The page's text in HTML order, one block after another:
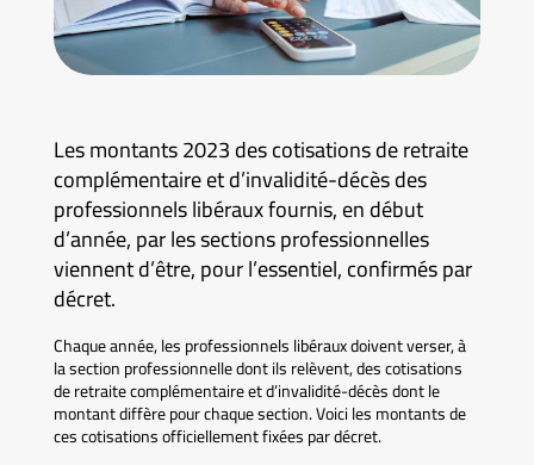
Les montants 2023 des cotisations de retraite
complémentaire et d’invalidité-décès des
professionnels libéraux fournis, en début
d’année, par les sections professionnelles
viennent d’être, pour l’essentiel, confirmés par
décret.
Chaque année, les professionnels libéraux doivent verser, à
la section professionnelle dont ils relèvent, des cotisations
de retraite complémentaire et d’invalidité-décès dont le
montant diffère pour chaque section. Voici les montants de
ces cotisations officiellement fixées par décret.